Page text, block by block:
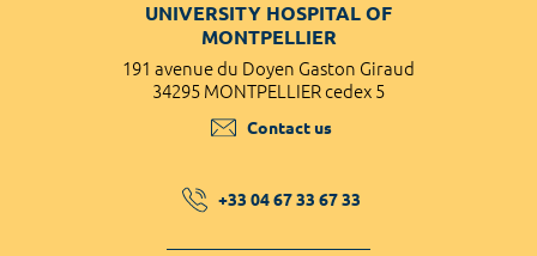
UNIVERSITY HOSPITAL OF
MONTPELLIER
191 avenue du Doyen Gaston Giraud
34295 MONTPELLIER cedex 5
Contact us
+33 04 67 33 67 33